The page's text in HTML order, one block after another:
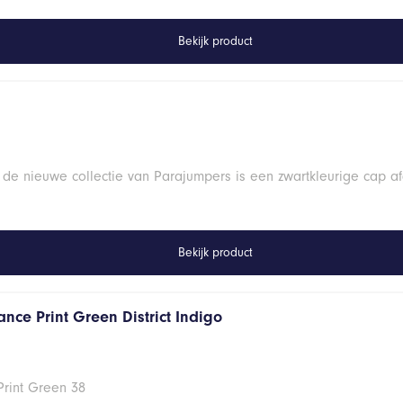
Bekijk product
nieuwe collectie van Parajumpers is een zwartkleurige cap
Bekijk product
Print Green District Indigo
Green 38